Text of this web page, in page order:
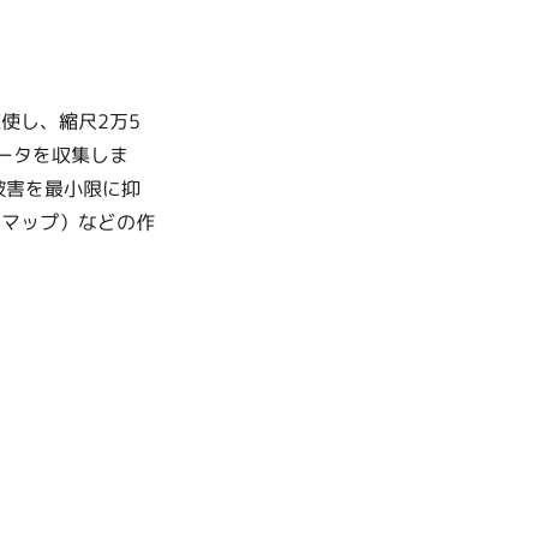
し、縮尺2万5
タを収集しま
を最小限に抑
ップ）などの作